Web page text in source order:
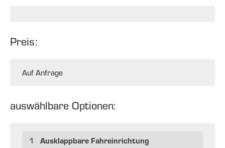
Preis:
Auf Anfrage
auswählbare Optionen:
1 Ausklappbare Fahreinrichtung